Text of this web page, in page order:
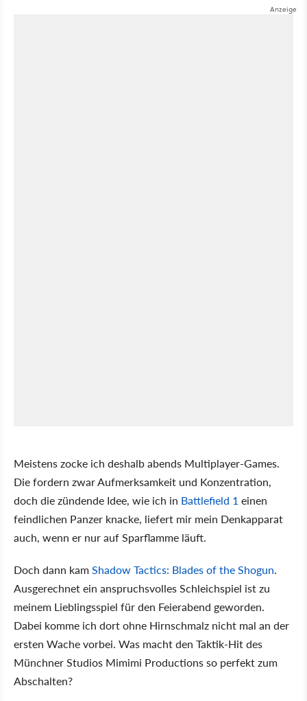
Meistens zocke ich deshalb abends Multiplayer-Games.
Die fordern zwar Aufmerksamkeit und Konzentration,
doch die zündende Idee, wie ich in Battlefield 1einen
feindlichen Panzer knacke, liefert mir mein Denkapparat
auch, wenn er nur auf Sparflamme läuft.
Doch dann kamShadow Tactics: Blades of the Shogun.
Ausgerechnet ein anspruchsvolles Schleichspiel ist zu
meinem Lieblingsspiel für den Feierabend geworden.
Dabei komme ich dort ohne Hirnschmalz nicht mal an der
ersten Wache vorbei. Was macht den Taktik-Hit des
Münchner Studios Mimimi Productions so perfekt zum
Abschalten?